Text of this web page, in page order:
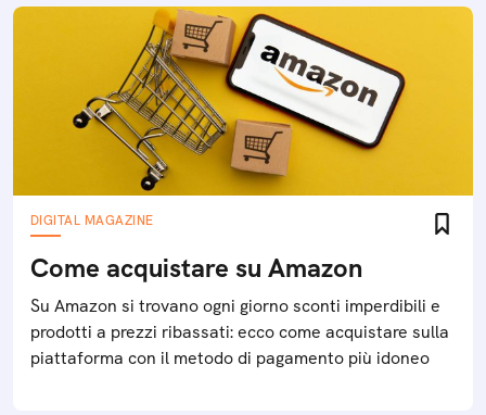
DIGITAL MAGAZINE
Come acquistare su Amazon
Su Amazon si trovano ogni giorno sconti imperdibili e
prodotti a prezzi ribassati: ecco come acquistare sulla
piattaforma con il metodo di pagamento più idoneo